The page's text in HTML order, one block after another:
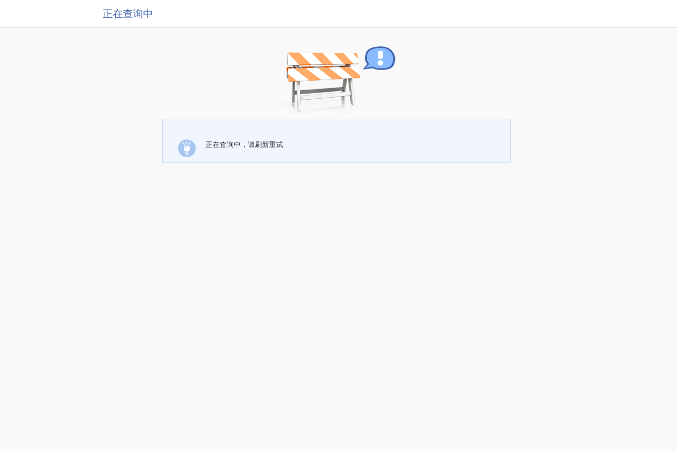
正在查询中
正在查询中，请刷新重试